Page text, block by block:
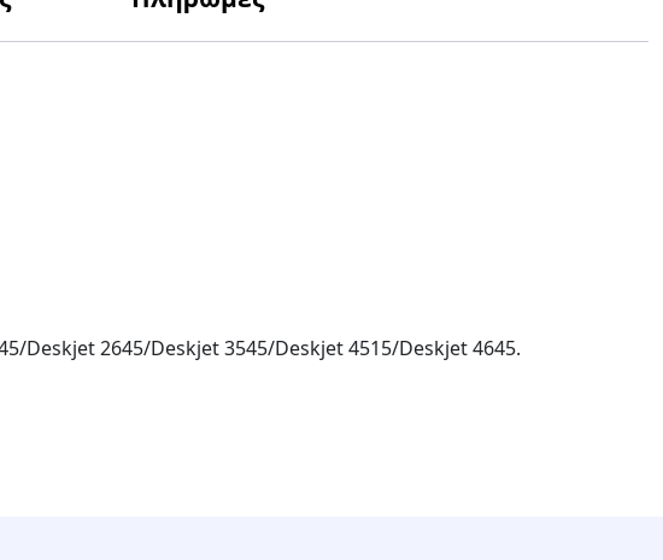
Deskjet 2645/Deskjet 3545/Deskjet 4515/Deskjet 4645.